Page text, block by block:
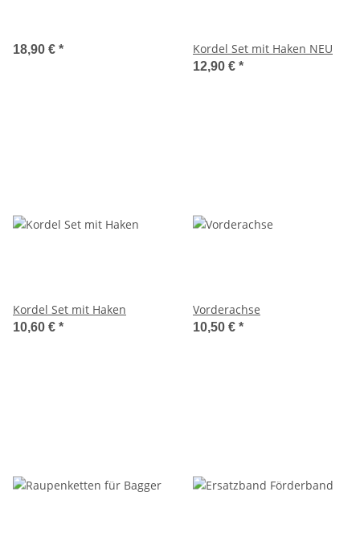
18,90 € * Kordel Set mit Haken NEU
12,90 € *
Kordel Set mit Haken
10,60 € *
Vorderachse
10,50 € *